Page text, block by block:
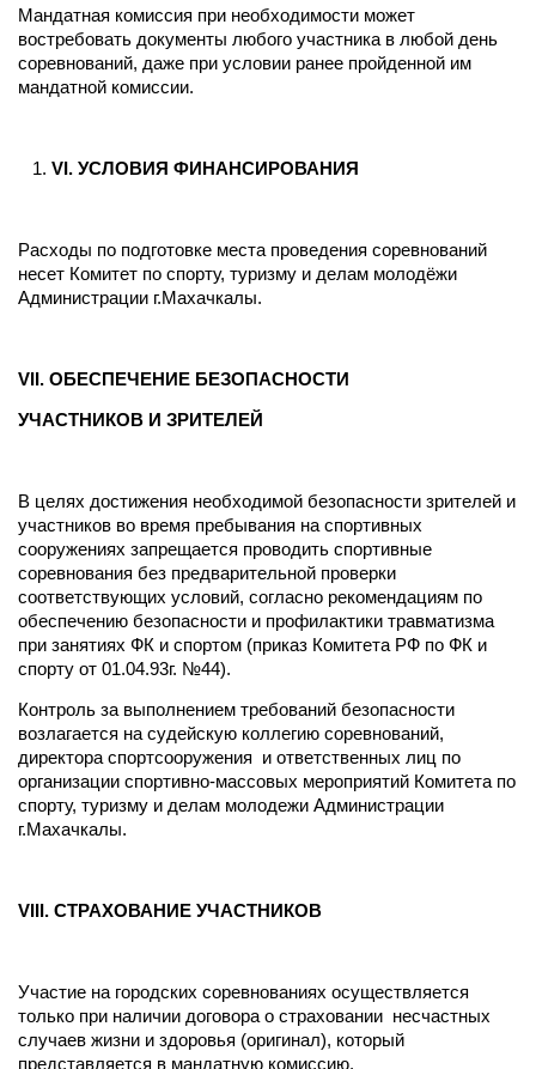
Мандатная комиссия при необходимости может
востребовать документы любого участника в любой день
соревнований, даже при условии ранее пройденной им
мандатной комиссии.
VI. УСЛОВИЯ ФИНАНСИРОВАНИЯ
Расходы по подготовке места проведения соревнований
несет Комитет по спорту, туризму и делам молодёжи
Администрации г.Махачкалы.
VII. ОБЕСПЕЧЕНИЕ БЕЗОПАСНОСТИ
УЧАСТНИКОВ И ЗРИТЕЛЕЙ
В целях достижения необходимой безопасности зрителей и
участников во время пребывания на спортивных
сооружениях запрещается проводить спортивные
соревнования без предварительной проверки
соответствующих условий, согласно рекомендациям по
обеспечению безопасности и профилактики травматизма
при занятиях ФК и спортом (приказ Комитета РФ по ФК и
спорту от 01.04.93г. №44).
Контроль за выполнением требований безопасности
возлагается на судейскую коллегию соревнований,
директора спортсооружения и ответственных лиц по
организации спортивно-массовых мероприятий Комитета по
спорту, туризму и делам молодежи Администрации
г.Махачкалы.
VIII. СТРАХОВАНИЕ УЧАСТНИКОВ
Участие на городских соревнованиях осуществляется
только при наличии договора о страховании несчастных
случаев жизни и здоровья (оригинал), который
представляется в мандатную комиссию.